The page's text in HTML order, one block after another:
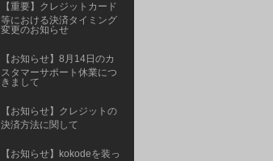
【重要】クレジットカード
等における決済タイミング
変更のお知らせ
【お知らせ】8月14日のカ
スタマーサポート休業につ
きまして
【お知らせ】クレジットの
決済方法に関して
【お知らせ】kokodeを装っ